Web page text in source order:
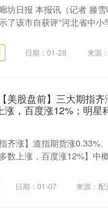
坊日报 本报讯（记者 滕
了该市自获评“河北省中
日期：01-28 来源
美股盘前】三大期指
涨，百度涨12%；明星
齐涨】道指期货涨0.33%
数上涨，百度涨12%】中
日期：01-07 来源：配